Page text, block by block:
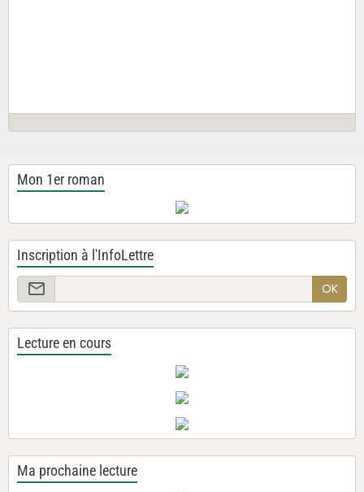
Mon 1er roman
Inscription à l'InfoLettre
OK
Lecture en cours
Ma prochaine lecture